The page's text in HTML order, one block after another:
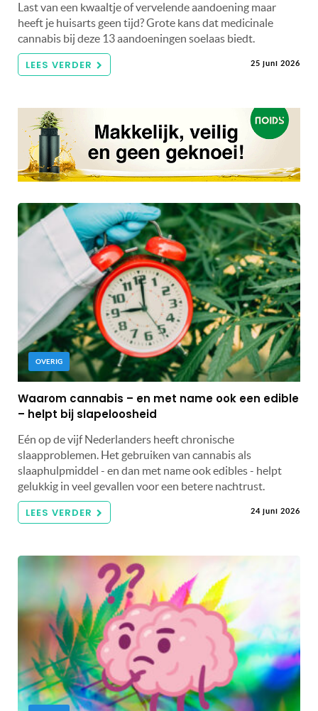
Last van een kwaaltje of vervelende aandoening maar
heeft je huisarts geen tijd? Grote kans dat medicinale
cannabis bij deze 13 aandoeningen soelaas biedt.
LEES VERDER 25 juni 2026
OVERIG
Waarom cannabis – en met name ook een edible
– helpt bij slapeloosheid
Eén op de vijf Nederlanders heeft chronische
slaapproblemen. Het gebruiken van cannabis als
slaaphulpmiddel - en dan met name ook edibles - helpt
gelukkig in veel gevallen voor een betere nachtrust.
LEES VERDER 24 juni 2026